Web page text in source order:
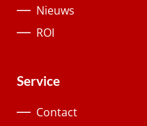
Nieuws
ROI
Service
Contact